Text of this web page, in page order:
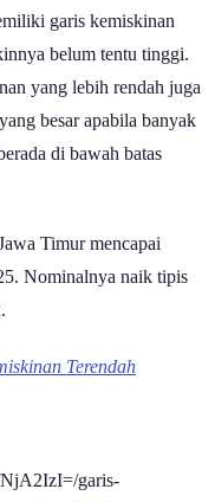
garis kemiskinan
belum tentu tinggi.
yang lebih rendah juga
besar apabila banyak
di bawah batas
Timur mencapai
Nominalnya naik tipis
Terendah
NjA2IzI=/garis-